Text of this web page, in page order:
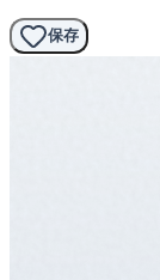
保存